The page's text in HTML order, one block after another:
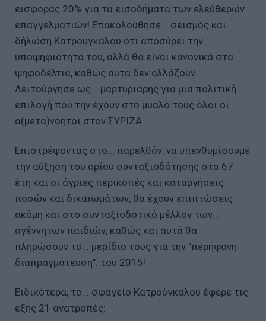
εισφοράς 20% για τα εισοδήματα των ελεύθερων
επαγγελματιών! Επακολούθησε... σεισμός και
δήλωση Κατρούγκαλου ότι αποσύρει την
υποψηφιότητα του, αλλά θα είναι κανονικά στα
ψηφοδέλτια, καθώς αυτά δεν αλλάζουν.
Λειτούργησε ως... μαρτυριάρης για μια πολιτική
επιλογή που την έχουν στο μυαλό τους όλοι οι
α(μετα)νόητοι στον ΣΥΡΙΖΑ.
Επιστρέφοντας στο... παρελθόν, να υπενθυμίσουμε
την αύξηση του ορίου συνταξιοδότησης στα 67
έτη και οι άγριες περικοπές και καταργήσεις
ποσών και δικαιωμάτων, θα έχουν επιπτώσεις
ακόμη και στο συνταξιοδοτικό μέλλον των...
αγέννητων παιδιών, καθώς και αυτά θα
πληρώσουν το... μερίδιο τους για την "περήφανη
διαπραγμάτευση". του 2015!
Ειδικότερα, το... σφαγείο Κατρούγκαλου έφερε τις
εξής 21 ανατροπές: